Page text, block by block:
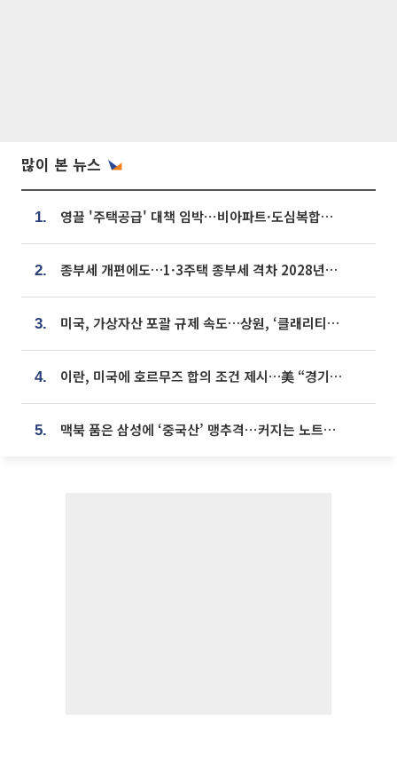
많이 본 뉴스
1. 영끌 '주택공급' 대책 임박⋯비아파트·도심복합까지 총동원
2. 종부세 개편에도…1·3주택 종부세 격차 2028년부터 확대
3. 미국, 가상자산 포괄 규제 속도…상원, ‘클래리티법’ 9월 절차투표 추진
4. 이란, 미국에 호르무즈 합의 조건 제시…美 “경기 아직 안 끝나” [종합]
5. 맥북 품은 삼성에 ‘중국산’ 맹추격⋯커지는 노트북 OLED 시장